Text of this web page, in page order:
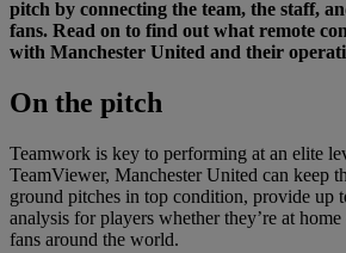
pitch by connecting the team, the staff,
fans. Read on to find out what remote
with Manchester United and their
On the pitch
Teamwork is key to performing at an elite
TeamViewer, Manchester United can keep
ground pitches in top condition, provide up
analysis for players whether they’re at
fans around the world.